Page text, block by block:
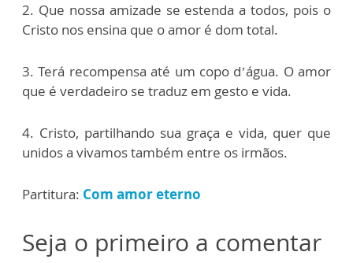
2. Que nossa amizade se estenda a todos, pois o
Cristo nos ensina que o amor é dom total.
3. Terá recompensa até um copo d’água. O amor
que é verdadeiro se traduz em gesto e vida.
4. Cristo, partilhando sua graça e vida, quer que
unidos a vivamos também entre os irmãos.
Partitura: Com amor eterno
Seja o primeiro a comentar